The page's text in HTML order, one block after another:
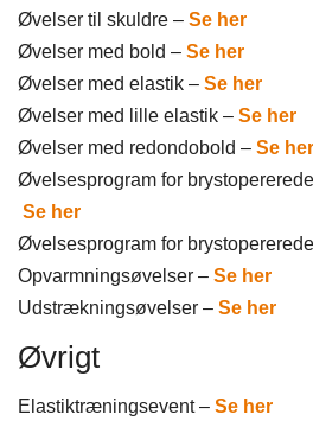
Øvelser til skuldre – Se her
Øvelser med bold – Se her
Øvelser med elastik – Se her
Øvelser med lille elastik – Se her
Øvelser med redondobold – Se her
Øvelsesprogram for
Se her
Øvelsesprogram for
Opvarmningsøvelser – Se her​
Udstrækningsøvelser – Se her
Øvrigt​
Elastiktræningsevent – Se her